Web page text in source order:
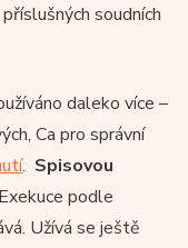
soudních
daleko více –
Ca pro správní
. Spisovou
podle
Užívá se ještě